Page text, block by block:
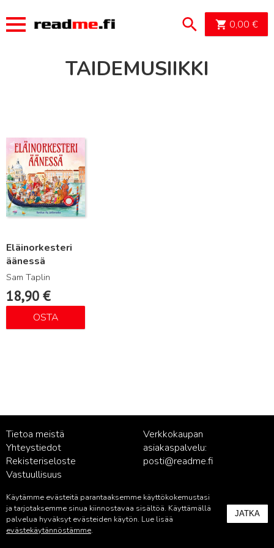
0,00 €
TAIDEMUSIIKKI
Eläinorkesteri
äänessä
Sam Taplin
18,90 €
OSTA
Tietoa meistä
Yhteystiedot
Rekisteriseloste
Vastuullisuus
Verkkokaupan
asiakaspalvelu:
posti@readme.fi
Kustantamon asiakaspalvelu:
palvelu@readme.fi
Käytämme evästeitä parantaaksemme käyttökokemustasi
ja tarjotaksemme sinua kiinnostavaa sisältöä. Käyttämällä
palvelua hyväksyt evästeiden käytön. Lue lisää
evästekäytännöstämme.
JATKA